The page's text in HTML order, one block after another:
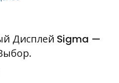
Дисплей Sigma —